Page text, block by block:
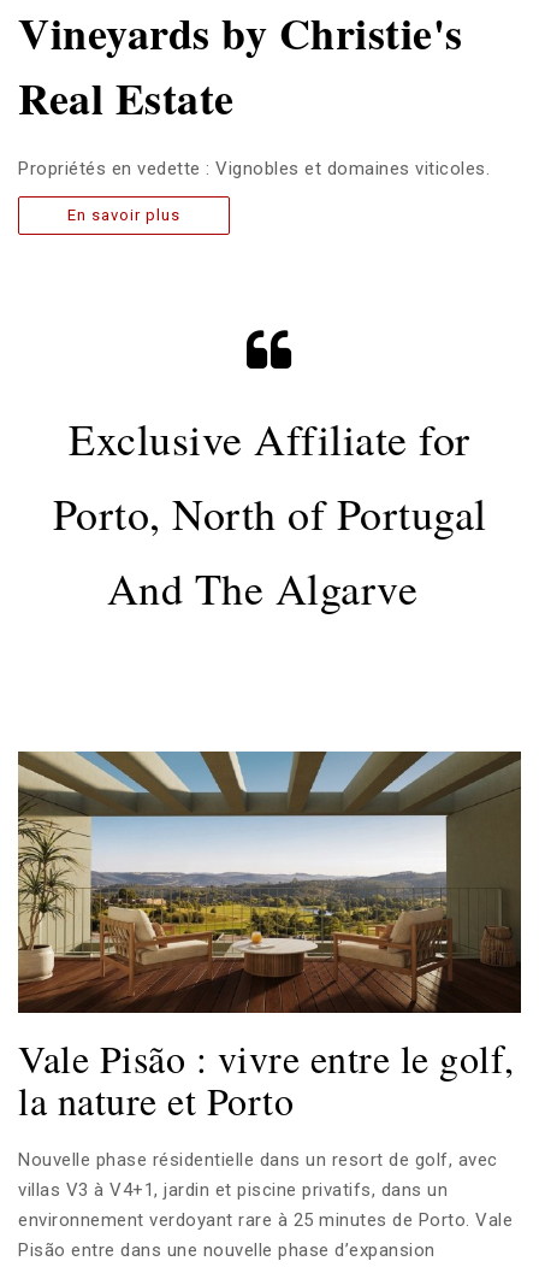
Vineyards by Christie's
Real Estate
Propriétés en vedette : Vignobles et domaines viticoles.
En savoir plus
Exclusive Affiliate for
Porto, North of Portugal
And The Algarve
Vale Pisão : vivre entre le golf,
la nature et Porto
Nouvelle phase résidentielle dans un resort de golf, avec
villas V3 à V4+1, jardin et piscine privatifs, dans un
environnement verdoyant rare à 25 minutes de Porto. Vale
Pisão entre dans une nouvelle phase d’expansion